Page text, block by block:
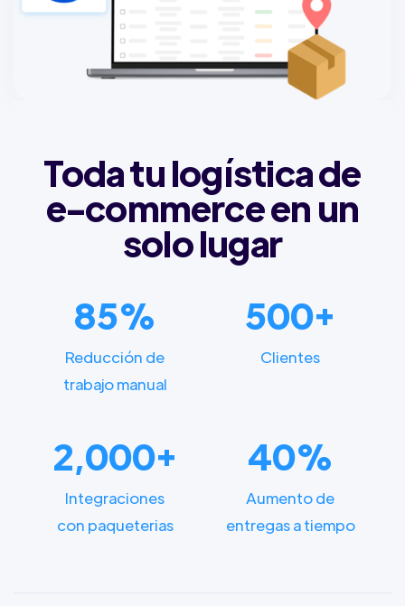
Toda tu logística de
e-commerce en un
solo lugar
85%
Reducción de
trabajo manual
500+
Clientes
2,000+
Integraciones
con paqueterias
40%
Aumento de
entregas a tiempo